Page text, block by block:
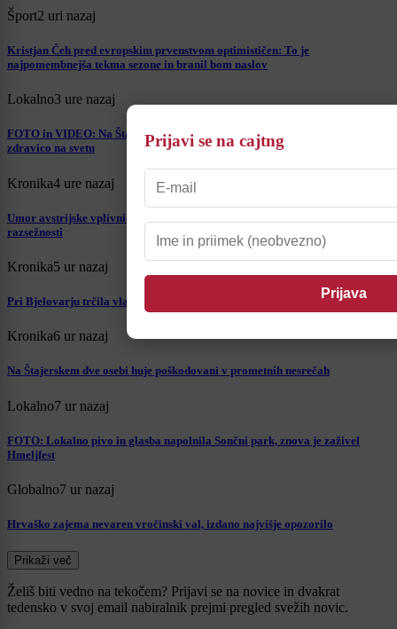
Šport2 uri nazaj
Kristjan Čeh pred evropskim prvenstvom optimističen: To je
najpomembnejša tekma sezone in branil bom naslov
Lokalno3 ure nazaj
FOTO in VIDEO: Na Štajerskem postavljali rekord za najdaljšo špricer
zdravico na svetu
Kronika4 ure nazaj
Umor avstrijske vplivnice, katere truplo so našli pri Majšperku, dobiva nove
razsežnosti
Kronika5 ur nazaj
Pri Bjelovarju trčila vlaka, na potniškem okoli 20 ljudi
Kronika6 ur nazaj
Na Štajerskem dve osebi huje poškodovani v prometnih nesrečah
Lokalno7 ur nazaj
FOTO: Lokalno pivo in glasba napolnila Sončni park, znova je zaživel
Hmeljfest
Globalno7 ur nazaj
Hrvaško zajema nevaren vročinski val, izdano najvišje opozorilo
Prikaži več
Želiš biti vedno na tekočem? Prijavi se na novice in dvakrat
tedensko v svoj email nabiralnik prejmi pregled svežih novic.
Prijavi se na cajtng